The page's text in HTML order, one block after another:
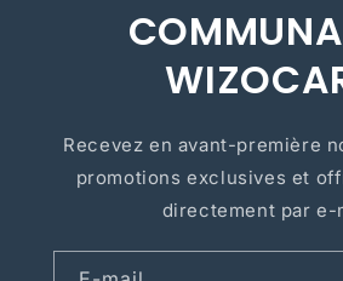
Recevez en avant-première
promotions exclusives et
directement par e-